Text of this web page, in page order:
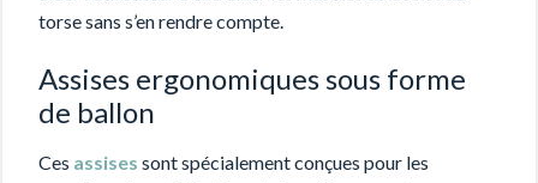
torse sans s’en rendre compte.
Assises ergonomiques sous forme
de ballon
Ces assises sont spécialement conçues pour les